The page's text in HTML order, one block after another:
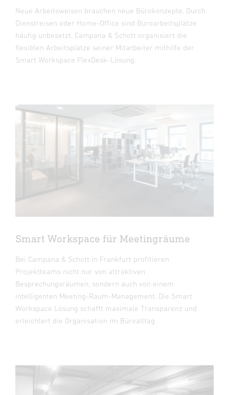
Neue Arbeitsweisen brauchen neue Bürokonzepte. Durch
Dienstreisen oder Home-Office sind Büroarbeitsplätze
häufig unbesetzt. Campana & Schott organisiert die
flexiblen Arbeitsplätze seiner Mitarbeiter mithilfe der
Smart Workspace FlexDesk-Lösung.
Smart Workspace für Meetingräume
Bei Campana & Schott in Frankfurt profitieren
Projektteams nicht nur von attraktiven
Besprechungsräumen, sondern auch von einem
intelligenten Meeting-Raum-Management. Die Smart
Workspace Lösung schafft maximale Transparenz und
erleichtert die Organisation im Büroalltag.